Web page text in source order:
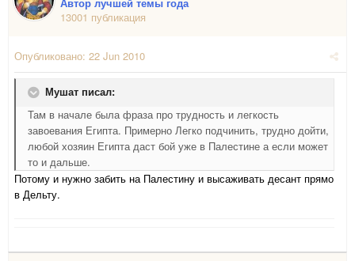
13001 публикация
Опубликовано: 22 Jun 2010
Мушат писал:
Там в начале была фраза про трудность и легкость
завоевания Египта. Примерно Легко подчинить, трудно дойти,
любой хозяин Египта даст бой уже в Палестине а если может
то и дальше.
Потому и нужно забить на Палестину и высаживать десант прямо
в Дельту.